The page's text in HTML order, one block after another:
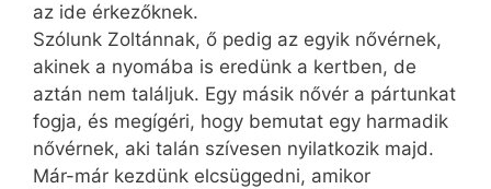
az ide érkezőknek.
Szólunk Zoltánnak, ő pedig az egyik nővérnek,
akinek a nyomába is eredünk a kertben, de
aztán nem találjuk. Egy másik nővér a pártunkat
fogja, és megígéri, hogy bemutat egy harmadik
nővérnek, aki talán szívesen nyilatkozik majd.
Már-már kezdünk elcsüggedni, amikor